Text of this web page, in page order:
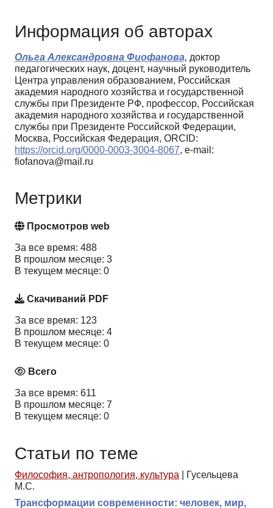
Информация об авторах
Ольга Александровна Фиофанова, доктор
педагогических наук, доцент, научный руководитель
Центра управления образованием, Российская
академия народного хозяйства и государственной
службы при Президенте РФ, профессор, Российская
академия народного хозяйства и государственной
службы при Президенте Российской Федерации,
Москва, Российская Федерация, ORCID:
https://orcid.org/0000-0003-3004-8067, e-mail:
fiofanova@mail.ru
Метрики
Просмотров web
За все время: 488
В прошлом месяце: 3
В текущем месяце: 0
Скачиваний PDF
За все время: 123
В прошлом месяце: 4
В текущем месяце: 0
Всего
За все время: 611
В прошлом месяце: 7
В текущем месяце: 0
Статьи по теме
Философия, антропология, культура
Гусельцева
М.С.
Трансформации современности: человек, мир,